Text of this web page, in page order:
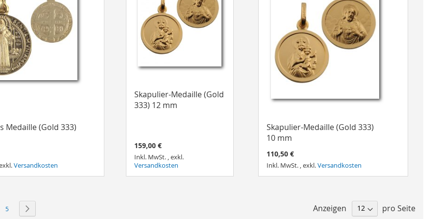
Medaille (Gold 333)
Versandkosten
Skapulier-Medaille (Gold
333) 12 mm
159,00 €
Inkl. MwSt. ,exkl.
Versandkosten
Skapulier-Medaille (Gold 333)
10 mm
110,50 €
Inkl. MwSt. ,exkl.Versandkosten
Seite
Seite
5 Anzeigen pro Seite